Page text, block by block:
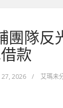
團隊反
款
27, 2026 / 艾瑪未